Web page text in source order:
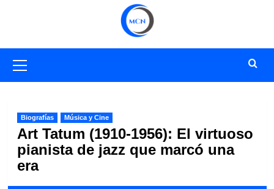
primario
Biografías Música y Cine
Art Tatum (1910-1956): El virtuoso
pianista de jazz que marcó una
era